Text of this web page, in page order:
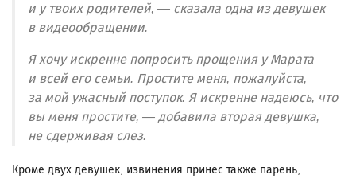
и у твоих родителей, — сказала одна из девушек
в видеообращении.
Я хочу искренне попросить прощения у Марата
и всей его семьи. Простите меня, пожалуйста,
за мой ужасный поступок. Я искренне надеюсь, что
вы меня простите, — добавила вторая девушка,
не сдерживая слез.
Кроме двух девушек, извинения принес также парень,